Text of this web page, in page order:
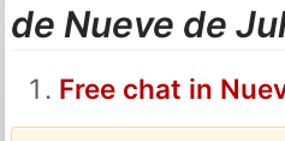
de Nueve de
Free chat in